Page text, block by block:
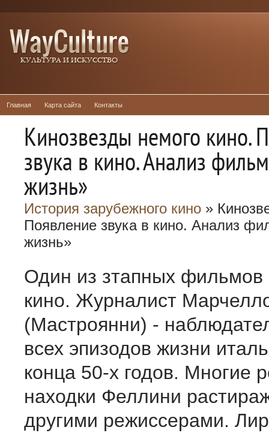
Главная Карта сайта Контакты
Кинозвезды немого кино.
звука в кино. Анализ
жизнь»
История зарубежного кино »
Появление звука в кино. Анализ
жизнь»
Один из зтапных фильмов
кино. Журналист
(Мастроянни) -
всех эпизодов жизни
конца 50-х годов. Многие
находки Феллини
другими режиссерами.